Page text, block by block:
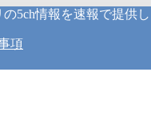
5ch情報を速報で提供
項